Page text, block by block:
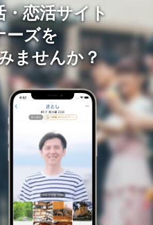
・恋活サイト
ーズを
ませんか？